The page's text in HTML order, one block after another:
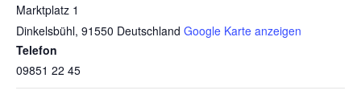
Marktplatz 1
Dinkelsbühl, 91550 Deutschland Google Karte anzeigen
Telefon
09851 22 45